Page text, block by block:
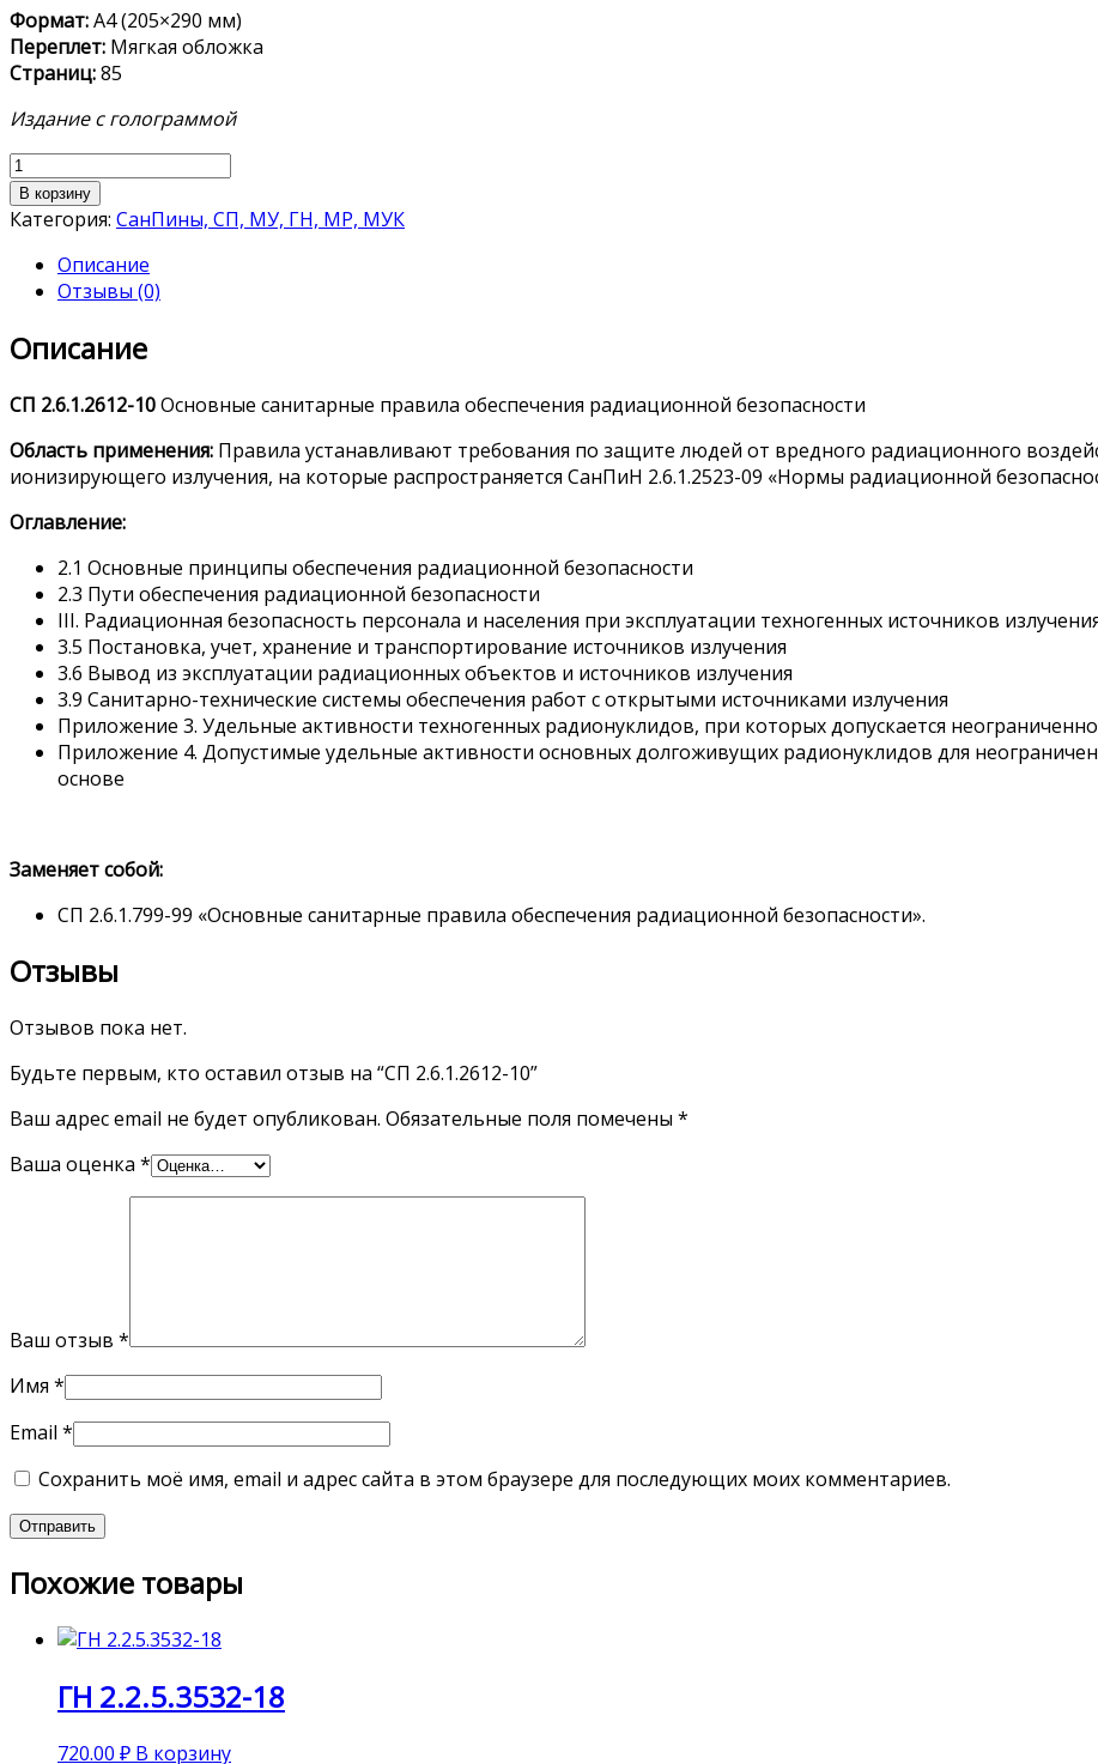
Формат:А4 (205×290 мм)
Переплет: Мягкая обложка
Страниц:85
Издание с голограммой
Количество
товара
СП 2.6.1.2612-
В корзину
Категория: СанПины, СП, МУ, ГН, МР, МУК
Описание
Отзывы (0)
Описание
СП 2.6.1.2612-10Основные санитарные правила обеспечения радиационной безопасности
Область применения: Правила устанавливают требования по защите людей от вредного радиационного
ионизирующего излучения, на которые распространяется СанПиН 2.6.1.2523-09 «Нормы радиационной
Оглавление:
2.1 Основные принципы обеспечения радиационной безопасности
2.3 Пути обеспечения радиационной безопасности
III. Радиационная безопасность персонала и населения при эксплуатации техногенных источников
3.5 Постановка, учет, хранение и транспортирование источников излучения
3.6 Вывод из эксплуатации радиационных объектов и источников излучения
3.9 Санитарно-технические системы обеспечения работ с открытыми источниками излучения
Приложение 3. Удельные активности техногенных радионуклидов, при которых допускается
Приложение 4. Допустимые удельные активности основных долгоживущих радионуклидов для
основе
Заменяет собой:
СП 2.6.1.799-99 «Основные санитарные правила обеспечения радиационной безопасности».
Отзывы
Отзывов пока нет.
Будьте первым, кто оставил отзыв на “СП 2.6.1.2612-10”
Ваш адрес email не будет опубликован. Обязательные поля помечены *
Ваша оценка *
Ваш отзыв *
Имя *
Email *
Сохранить моё имя, email и адрес сайта в этом браузере для последующих моих комментариев.
Похожие товары
ГН 2.2.5.3532-18
720.00 ₽ В корзину